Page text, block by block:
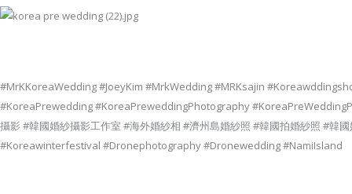
#MrKKoreaWedding #JoeyKim #MrkWedding #MRKsajin
#KoreaPrewedding #KoreaPreweddingPhotography
攝影 #韓國婚紗攝影工作室 #海外婚紗相 #濟州島婚紗照 #韓國拍婚紗照 #
#Koreawinterfestival #Dronephotography #Dronewedding #NamiIsland